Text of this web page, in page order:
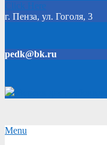
Click Here
г. Пенза, ул. Гоголя, 3
pedk@bk.ru
Secondary
Menu